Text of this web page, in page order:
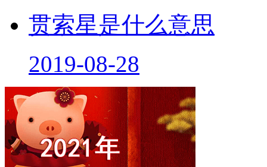
贯索星是什么意思
2019-08-28